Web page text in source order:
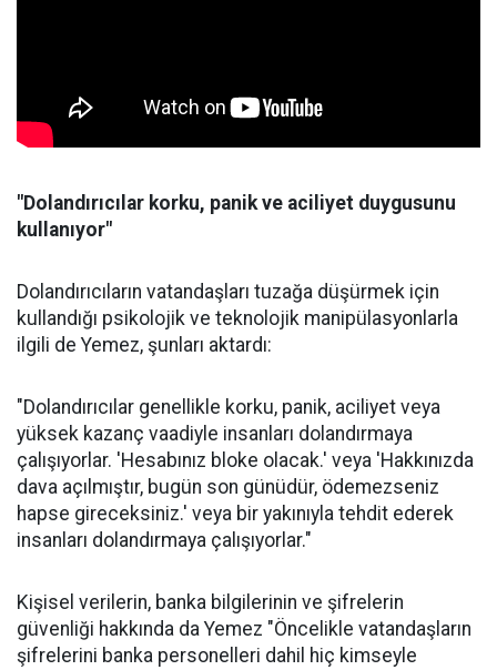
"Dolandırıcılar korku, panik ve aciliyet duygusunu
kullanıyor"
Dolandırıcıların vatandaşları tuzağa düşürmek için
kullandığı psikolojik ve teknolojik manipülasyonlarla
ilgili de Yemez, şunları aktardı:
"Dolandırıcılar genellikle korku, panik, aciliyet veya
yüksek kazanç vaadiyle insanları dolandırmaya
çalışıyorlar. 'Hesabınız bloke olacak.' veya 'Hakkınızda
dava açılmıştır, bugün son günüdür, ödemezseniz
hapse gireceksiniz.' veya bir yakınıyla tehdit ederek
insanları dolandırmaya çalışıyorlar."
Kişisel verilerin, banka bilgilerinin ve şifrelerin
güvenliği hakkında da Yemez "Öncelikle vatandaşların
şifrelerini banka personelleri dahil hiç kimseyle